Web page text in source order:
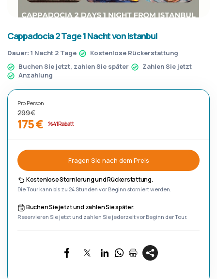
Cappadocia 2 Tage 1 Nacht von Istanbul
Dauer: 1 Nacht 2 Tage
Kostenlose Rückerstattung
Buchen Sie jetzt, zahlen Sie später
Zahlen Sie jetzt
Anzahlung
Pro Person
299 €
175 € %41 Rabatt
Fragen Sie nach dem Preis
Kostenlose Stornierung und Rückerstattung.
Die Tour kann bis zu 24 Stunden vor Beginn storniert werden.
Buchen Sie jetzt und zahlen Sie später.
Reservieren Sie jetzt und zahlen Sie jederzeit vor Beginn der Tour.